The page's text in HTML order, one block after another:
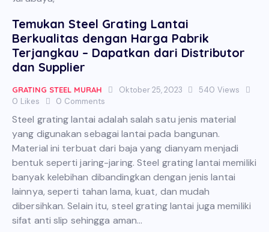
Temukan Steel Grating Lantai
Berkualitas dengan Harga Pabrik
Terjangkau – Dapatkan dari Distributor
dan Supplier
GRATING STEEL MURAH Oktober 25, 2023 540 Views
0 Likes 0 Comments
Steel grating lantai adalah salah satu jenis material
yang digunakan sebagai lantai pada bangunan.
Material ini terbuat dari baja yang dianyam menjadi
bentuk seperti jaring-jaring. Steel grating lantai memiliki
banyak kelebihan dibandingkan dengan jenis lantai
lainnya, seperti tahan lama, kuat, dan mudah
dibersihkan. Selain itu, steel grating lantai juga memiliki
sifat anti slip sehingga aman…